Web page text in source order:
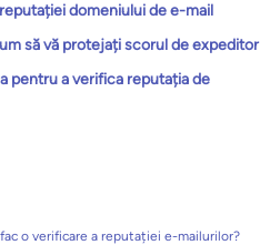
domeniului de e-mail
să vă protejați scorul de expeditor
pentru a verifica reputația de
o verificare a reputației e-mailurilor?